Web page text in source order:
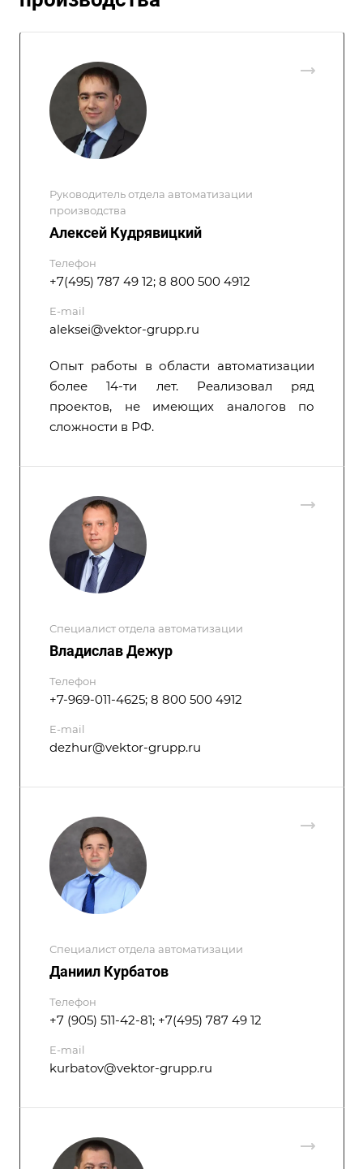
Руководитель отдела автоматизации
производства
Алексей Кудрявицкий
Телефон
+7(495) 787 49 12; 8 800 500 4912
E-mail
aleksei@vektor-grupp.ru
Опыт работы в области автоматизации
более 14-ти лет. Реализовал ряд
проектов, не имеющих аналогов по
сложности в РФ.
Специалист отдела автоматизации
Владислав Дежур
Телефон
+7-969-011-4625; 8 800 500 4912
E-mail
dezhur@vektor-grupp.ru
Специалист отдела автоматизации
Даниил Курбатов
Телефон
+7 (905) 511-42-81; +7(495) 787 49 12
E-mail
kurbatov@vektor-grupp.ru